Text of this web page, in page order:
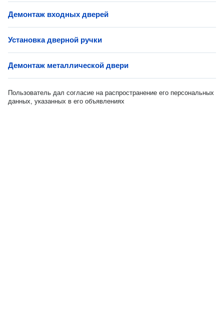
Демонтаж входных дверей
Установка дверной ручки
Демонтаж металлической двери
Пользователь дал согласие на распространение его персональных
данных, указанных в его объявлениях